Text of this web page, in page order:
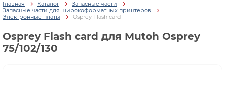
Главная Каталог
Запасные части
Запасные части для широкоформатных принтеров
Электронные платы
Osprey Flash card
Osprey Flash card для Mutoh Osprey
75/102/130